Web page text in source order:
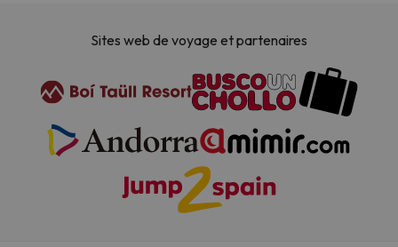
Sites web de voyage et partenaires